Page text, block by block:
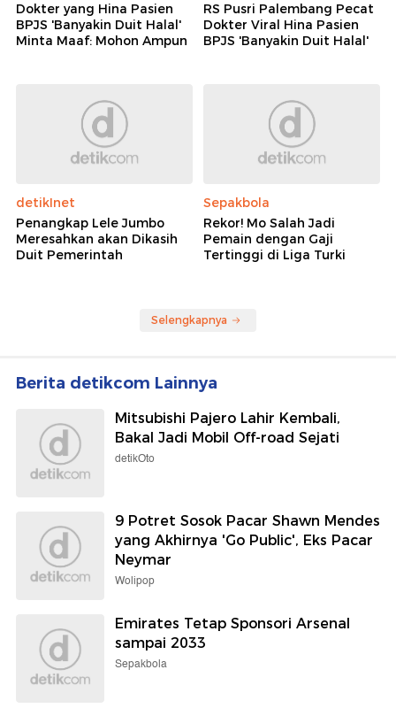
Dokter yang Hina Pasien
BPJS 'Banyakin Duit Halal'
Minta Maaf: Mohon Ampun
RS Pusri Palembang Pecat
Dokter Viral Hina Pasien
BPJS 'Banyakin Duit Halal'
detikInet
Penangkap Lele Jumbo
Meresahkan akan Dikasih
Duit Pemerintah
Sepakbola
Rekor! Mo Salah Jadi
Pemain dengan Gaji
Tertinggi di Liga Turki
Selengkapnya
Berita detikcom Lainnya
Mitsubishi Pajero Lahir Kembali,
Bakal Jadi Mobil Off-road Sejati
detikOto
9 Potret Sosok Pacar Shawn Mendes
yang Akhirnya 'Go Public', Eks Pacar
Neymar
Wolipop
Emirates Tetap Sponsori Arsenal
sampai 2033
Sepakbola